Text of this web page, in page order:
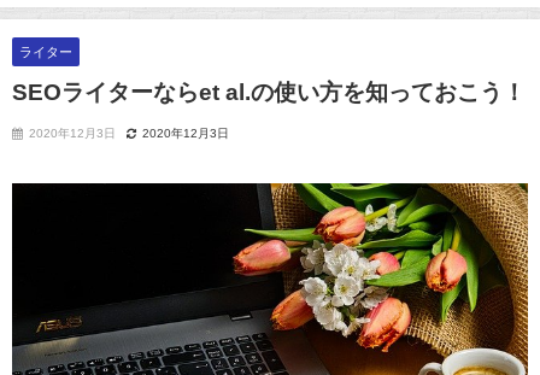
う！
ライター
SEOライターならet al.の使い方を知っておこう！
2020年12月3日 2020年12月3日